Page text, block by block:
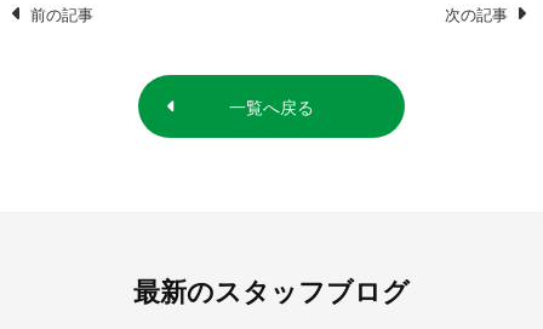
前の記事 次の記事
一覧へ戻る
最新のスタッフブログ